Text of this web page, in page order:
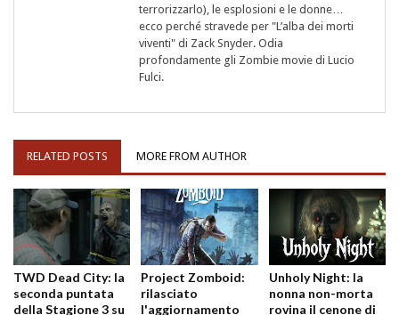
terrorizzarlo), le esplosioni e le donne…
ecco perché stravede per "L’alba dei morti
viventi" di Zack Snyder. Odia
profondamente gli Zombie movie di Lucio
Fulci.
RELATED POSTS MORE FROM AUTHOR
TWD Dead City: la
seconda puntata
della Stagione 3 su
Project Zomboid:
rilasciato
l'aggiornamento
Unholy Night: la
nonna non-morta
rovina il cenone di